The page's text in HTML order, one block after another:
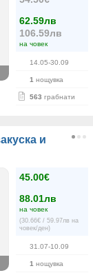
62.59лв
106.59лв
на човек
14.05-30.09
1 нощувка
563 грабнати
и
45.00€
88.01лв
на човек
(30.66€ / 59.97лв на
човек/ден)
31.07-10.09
1 нощувка